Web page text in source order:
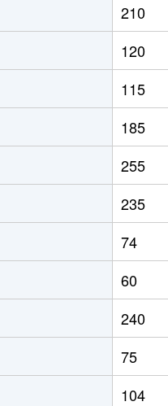
210
120
115
185
255
235
74
60
240
75
104